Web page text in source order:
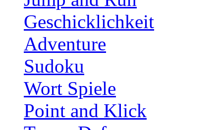
Geschicklichkeit
Adventure
Sudoku
Wort Spiele
Point and Klick